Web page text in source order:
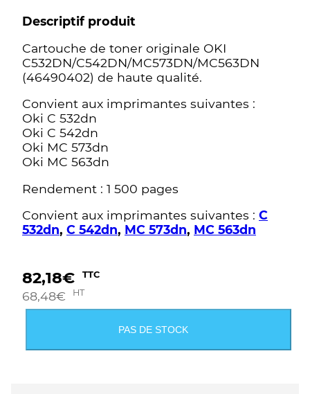
Descriptif produit
Cartouche de toner originale OKI
C532DN/C542DN/MC573DN/MC563DN
(46490402) de haute qualité.
Convient aux imprimantes suivantes :
Oki C 532dn
Oki C 542dn
Oki MC 573dn
Oki MC 563dn
Rendement : 1 500 pages
Convient aux imprimantes suivantes : C
532dn, C 542dn, MC 573dn, MC 563dn
82,18€ TTC
68,48€ HT
PAS DE STOCK